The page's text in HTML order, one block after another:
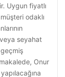
Uygun fiyatlı
odaklı
seyahat
Onur